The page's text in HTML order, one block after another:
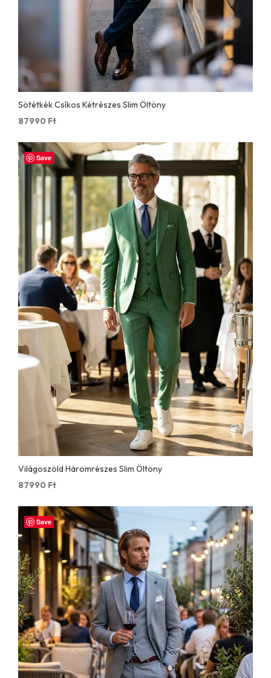
Sötétkék Csíkos Kétrészes Slim Öltöny
87990 Ft
Save
Világoszöld Háromrészes Slim Öltöny
87990 Ft
Save